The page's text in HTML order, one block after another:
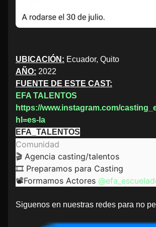
UBICACIÓN: Ecuador, Quito
AÑO: 2022
FUENTE DE ESTE CAST:
EFA TALENTOS
https://www.instagram.com/
hl=es-la
EFA_TALENTOS
Comunidad
🎬 Agencia casting/talentos
🎞️ Preparamos para Casting
📽️Formamos Actores
Siguenos en nuestras redes para no